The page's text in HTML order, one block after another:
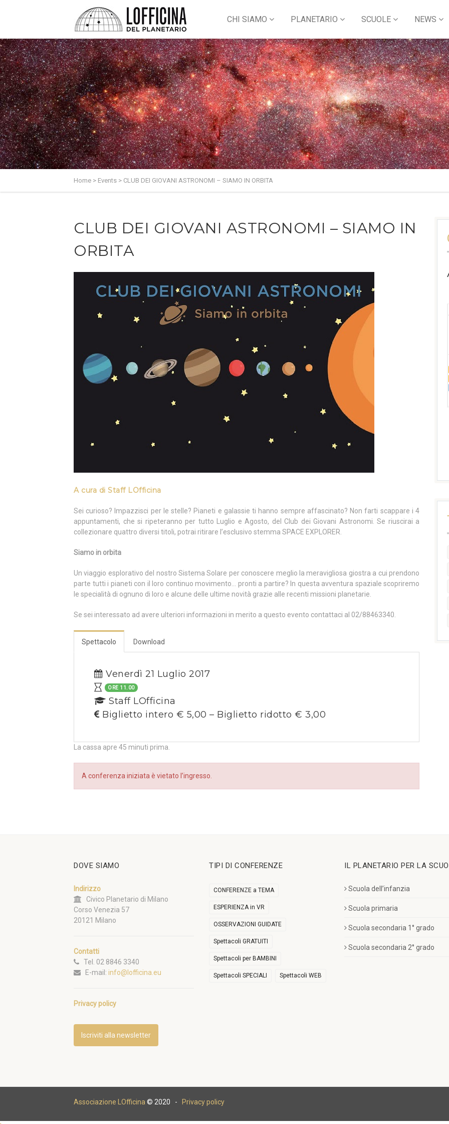
CHI SIAMO PLANETARIO SCUOLE NEWS
Home > Events > CLUB DEI GIOVANI ASTRONOMI – SIAMO IN ORBITA
CLUB DEI GIOVANI ASTRONOMI – SIAMO IN
ORBITA
A cura di Staff LOfficina
Sei curioso? Impazzisci per le stelle? Pianeti e galassie ti hanno sempre affascinato? Non farti scappare i 4
appuntamenti, che si ripeteranno per tutto Luglio e Agosto, del Club dei Giovani Astronomi. Se riuscirai a
collezionare quattro diversi titoli, potrai ritirare l’esclusivo stemma SPACE EXPLORER.
Siamo in orbita
Un viaggio esplorativo del nostro Sistema Solare per conoscere meglio la meravigliosa giostra a cui prendono
parte tutti i pianeti con il loro continuo movimento… pronti a partire? In questa avventura spaziale scopriremo
le specialità di ognuno di loro e alcune delle ultime novità grazie alle recenti missioni planetarie.
Se sei interessato ad avere ulteriori informazioni in merito a questo evento contattaci al 02/88463340.
Spettacolo Download
Venerdì 21 Luglio 2017
ORE 11.00
Staff LOfficina
Biglietto intero € 5,00 – Biglietto ridotto € 3,00
La cassa apre 45 minuti prima.
A conferenza iniziata è vietato l’ingresso.
DOVE SIAMO
Indirizzo
Civico Planetario di Milano
Corso Venezia 57
20121 Milano
Contatti
Tel. 02 8846 3340
E-mail: info@lofficina.eu
Privacy policy
Iscriviti alla newsletter
TIPI DI CONFERENZE
CONFERENZE a TEMA
ESPERIENZA in VR
OSSERVAZIONI GUIDATE
Spettacoli GRATUITI
Spettacoli per BAMBINI
Spettacoli SPECIALI Spettacoli WEB
IL PLANETARIO PER LA
Scuola dell’infanzia
Scuola primaria
Scuola secondaria 1° grado
Scuola secondaria 2° grado
Associazione LOfficina © 2020 - Privacy policy